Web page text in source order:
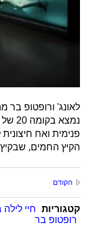
לאונג' ורופטופ בר
פנימית ואח
הקיץ החמים,
הקודם
קטגוריות חיי לילה
רופטופ בר